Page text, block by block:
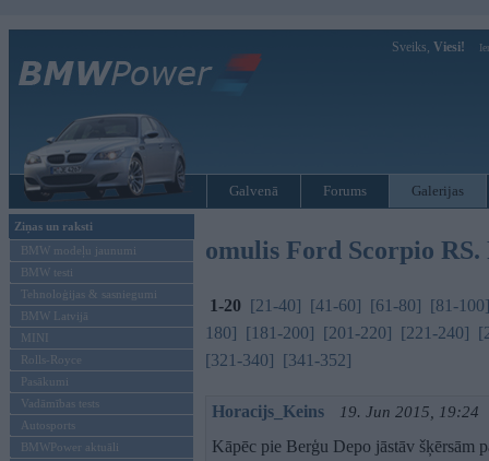
Sveiks, Viesi!
Galvenā Forums Galerijas
Ziņas un raksti
BMW modeļu jaunumi
BMW testi
Tehnoloģijas & sasniegumi
BMW Latvijā
MINI
Rolls-Royce
Pasākumi
Vadāmības tests
Autosports
BMWPower aktuāli
omulis Ford Scorpio
1-20 [21-40] [41-60] [61-80] [81-100]
180] [181-200] [201-220] [221-240]
[321-340] [341-352]
Horacijs_Keins 19. Jun 2015, 19:24
Kāpēc pie Berģu Depo jāstāv šķērsām